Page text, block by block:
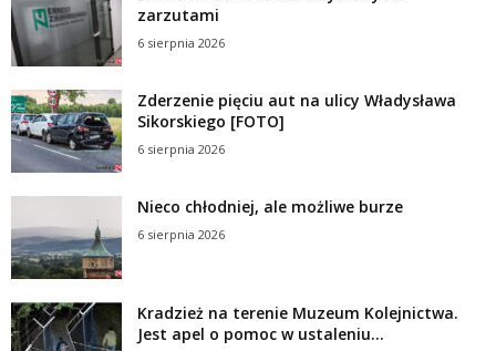
zarzutami
6 sierpnia 2026
Zderzenie pięciu aut na ulicy Władysława
Sikorskiego [FOTO]
6 sierpnia 2026
Nieco chłodniej, ale możliwe burze
6 sierpnia 2026
Kradzież na terenie Muzeum Kolejnictwa.
Jest apel o pomoc w ustaleniu...